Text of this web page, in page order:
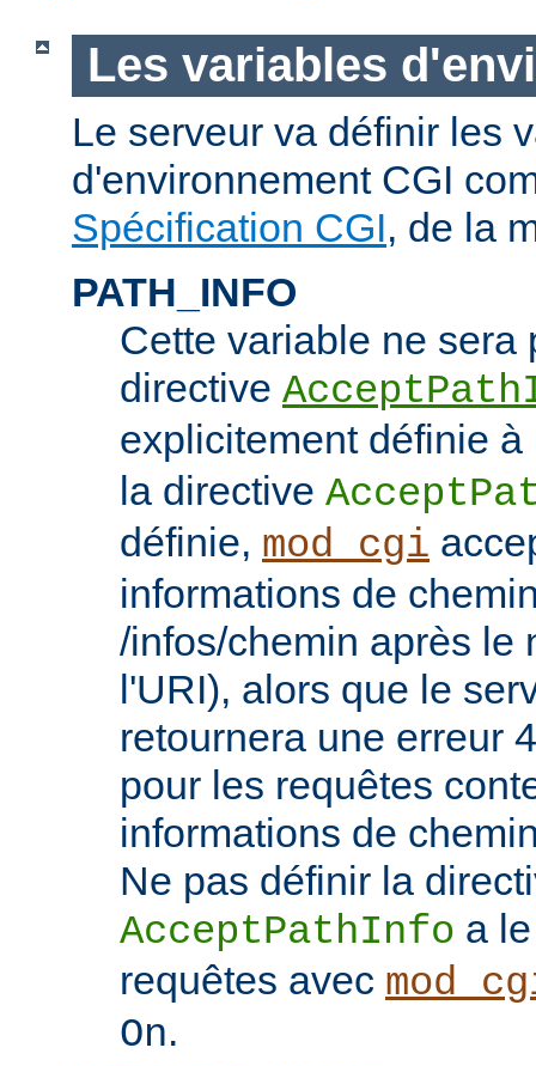
Les variables
Le serveur va définir les
d'environnement CGI
Spécification CGI, de la
PATH_INFO
Cette variable ne sera
directive
explicitement définie à
la directive
définie, mod_cgi
informations de
/infos/chemin après le
l'URI), alors que le
retournera une erreur
pour les requêtes
informations de
Ne pas définir la
AcceptPathInfo a
requêtes avec
On.